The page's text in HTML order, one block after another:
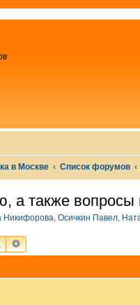
в Москве Список форумов
а также
Никифорова, Осичкин Павел,
ПОИСКРАСШИРЕННЫЙ ПОИСК